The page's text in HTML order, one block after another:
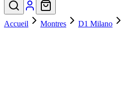
Accueil Montres D1 Milano